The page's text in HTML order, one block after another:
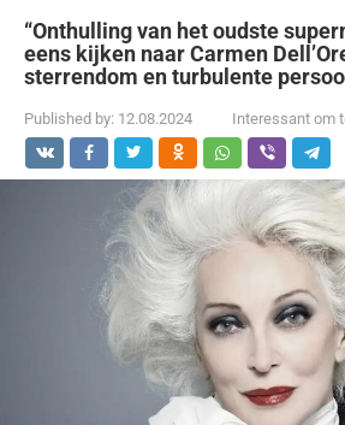
“Onthulling van het oudste
eens kijken naar Carmen
sterrendom en turbulente
Published by: 12.08.2024 Interessant om